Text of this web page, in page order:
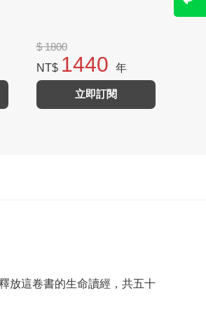
$ 1800
NT$ 1440 年
立即訂閱
放這卷書的生命讀經，共五十